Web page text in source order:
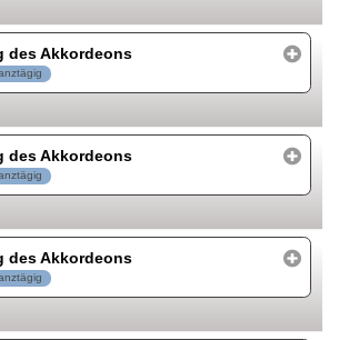
des Akkordeons
des Akkordeons
des Akkordeons